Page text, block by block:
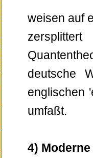
weisen auf
deutsche
englischen
umfaßt.
4)